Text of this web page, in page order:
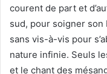
courent de part et
sud, pour soigner son
sans vis-à-vis pour
nature infinie. Seuls
et le chant des